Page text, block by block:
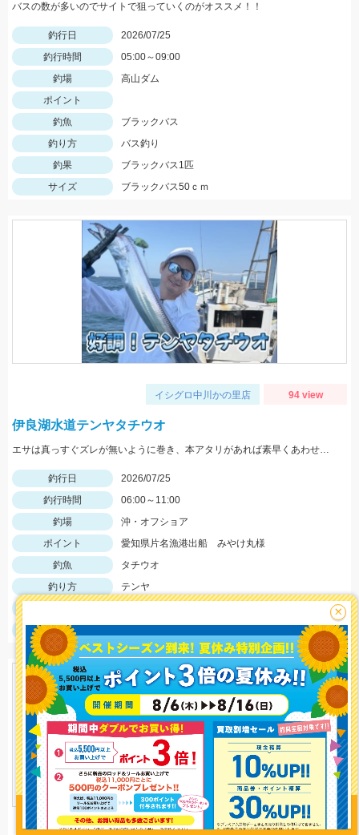
釣り情報を
投稿する
バスの数が多いのでサイトで狙っていくのがオススメ！！
釣行日
2026/07/25
釣行時間
05:00～09:00
釣場
高山ダム
ポイント
釣魚
ブラックバス
釣り方
バス釣り
釣果
ブラックバス1匹
サイズ
ブラックバス50ｃｍ
イシグロ中川かの里店 94 view
伊良湖水道テンヤタチウオ
エサは真っすぐズレが無いように巻き、本アタリがあれば素早くあわせ針を貫通させましょう
釣行日
2026/07/25
釣行時間
06:00～11:00
釣場
沖・オフショア
ポイント
愛知県片名漁港出船 みやけ丸様
釣魚
タチウオ
釣り方
テンヤ
サイズ
×